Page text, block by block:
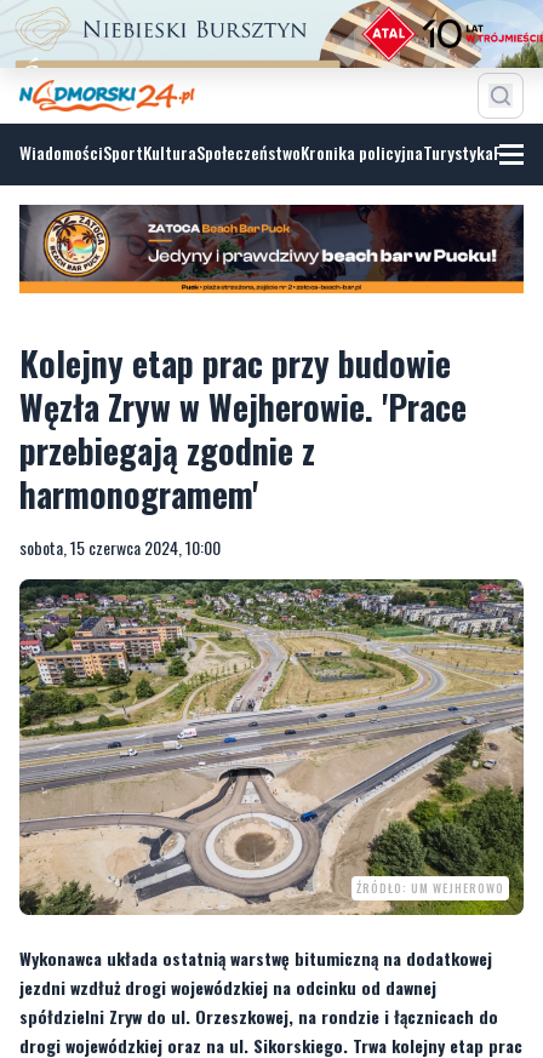
WiadomościSportKulturaSpołeczeństwoKronika policyjnaTurystyka
Kolejny etap prac przy budowie
przebiegają zgodnie z
harmonogramem'
sobota, 15 czerwca 2024, 10:00
ŹRÓDŁO: UM WEJHEROWO
Wykonawca układa ostatnią warstwę bitumiczną na dodatkowej
jezdni wzdłuż drogi wojewódzkiej na odcinku od dawnej
drogi wojewódzkiej oraz na ul. Sikorskiego. Trwa kolejny etap prac
przy budowie bezkolizyjnego Węzła Śmiechowo (Zryw) w
Wejherowie.
Jak informuje wejherowski urząd po wykonaniu górnej warstwy nawierzchni będą